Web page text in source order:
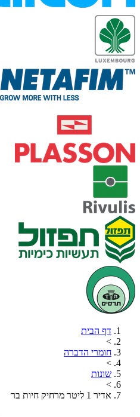
דף הבית
>
חומרי הדברה
>
שונות
>
אדיר 1 ליטר מרחיק חיות בר